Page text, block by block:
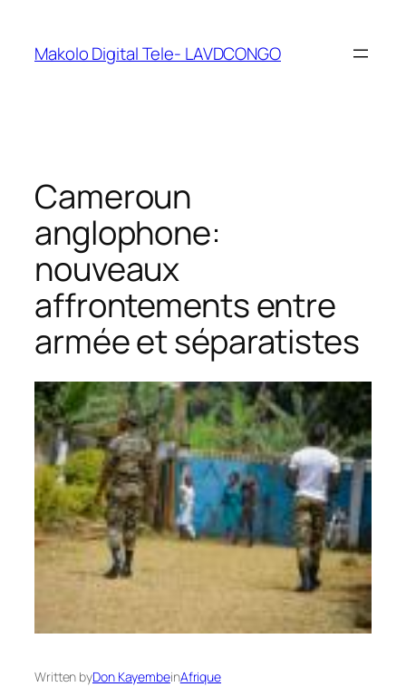
Makolo Digital Tele- LAVDCONGO
Cameroun
anglophone:
nouveaux
affrontements entre
armée et séparatistes
Written byDon KayembeinAfrique